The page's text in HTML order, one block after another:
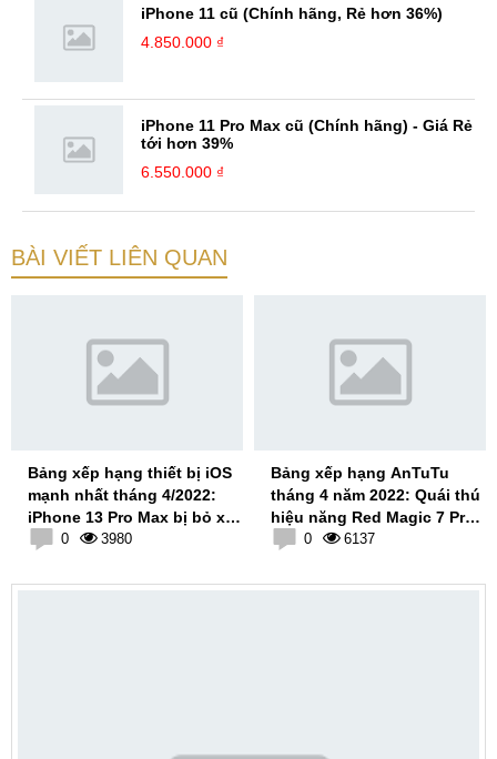
iPhone 11 cũ (Chính hãng, Rẻ hơn 36%)
4.850.000 ₫
iPhone 11 Pro Max cũ (Chính hãng) - Giá Rẻ
tới hơn 39%
6.550.000 ₫
BÀI VIẾT LIÊN QUAN
Bảng xếp hạng thiết bị iOS
mạnh nhất tháng 4/2022:
iPhone 13 Pro Max bị bỏ xa
khỏi top 3
0 3980
Bảng xếp hạng AnTuTu
tháng 4 năm 2022: Quái thú
hiệu năng Red Magic 7 Pro
chỉ đứng thứ 2
0 6137